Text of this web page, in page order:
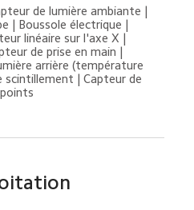
de lumière ambiante |
| Boussole électrique |
linéaire sur l'axe X |
de prise en main |
arrière (température
scintillement | Capteur de